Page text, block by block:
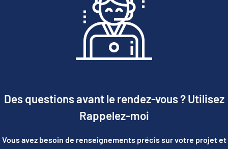
Des questions avant le rendez-vous ? Utilisez
Rappelez-moi
Vous avez besoin de renseignements précis sur votre projet et